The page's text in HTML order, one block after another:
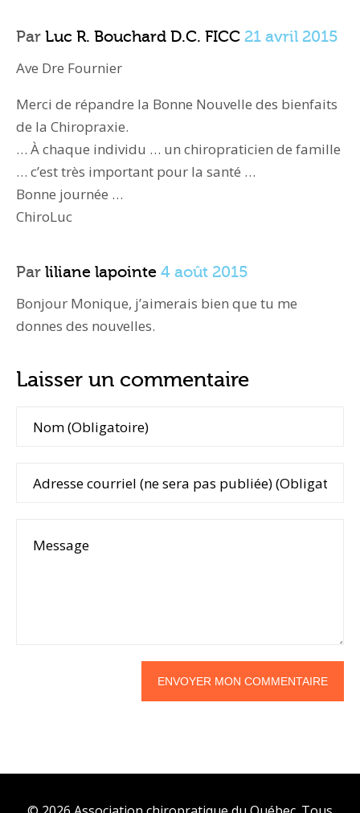
Par Luc R. Bouchard D.C. FICC 21 avril 2015
Ave Dre Fournier
Merci de répandre la Bonne Nouvelle des bienfaits
de la Chiropraxie.
… À chaque individu … un chiropraticien de famille
… c’est très important pour la santé …
Bonne journée …
ChiroLuc
Par liliane lapointe 4 août 2015
Bonjour Monique, j’aimerais bien que tu me
donnes des nouvelles.
Laisser un commentaire